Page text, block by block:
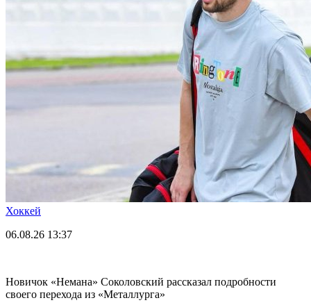
Хоккей
06.08.26 13:37
Новичок «Немана» Соколовский рассказал подробности
своего перехода из «Металлурга»